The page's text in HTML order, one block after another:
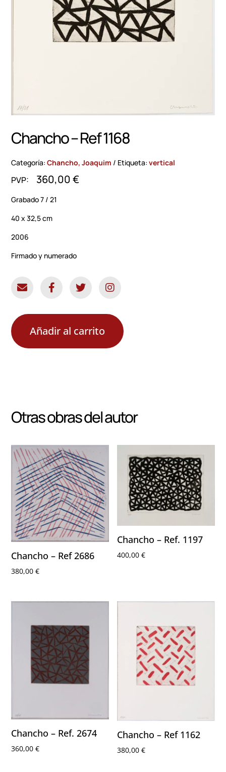
Chancho – Ref 1168
Categoría:Chancho, Joaquim Etiqueta:vertical
360,00€
Grabado 7 / 21
40 x 32,5 cm
2006
Firmado y numerado
Añadir al carrito
Otras obras del autor
Chancho – Ref 2686
380,00€
Chancho – Ref. 1197
400,00€
Chancho – Ref. 2674
360,00€
Chancho – Ref 1162
380,00€